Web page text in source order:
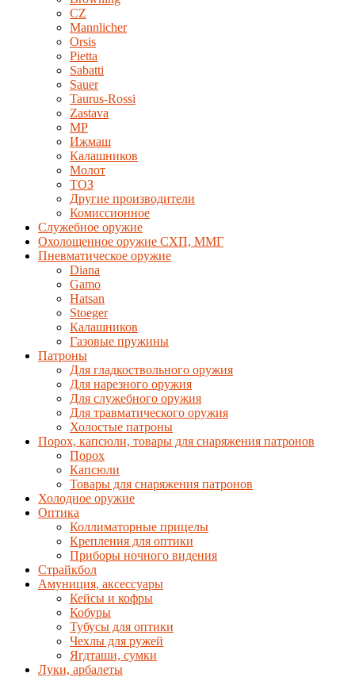
CZ
Mannlicher
Orsis
Pietta
Sabatti
Sauer
Taurus-Rossi
Zastava
MP
Ижмаш
Калашников
Молот
ТОЗ
Другие производители
Комиссионное
Служебное оружие
Охолощенное оружие СХП, ММГ
Пневматическое оружие
Diana
Gamo
Hatsan
Stoeger
Калашников
Газовые пружины
Патроны
Для гладкоствольного оружия
Для нарезного оружия
Для служебного оружия
Для травматического оружия
Холостые патроны
Порох, капсюли, товары для снаряжения патронов
Порох
Капсюли
Товары для снаряжения патронов
Холодное оружие
Оптика
Коллиматорные прицелы
Крепления для оптики
Приборы ночного видения
Страйкбол
Амуниция, аксессуары
Кейсы и кофры
Кобуры
Тубусы для оптики
Чехлы для ружей
Ягдташи, сумки
Луки, арбалеты